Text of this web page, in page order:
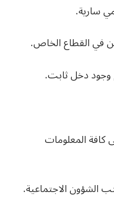
سارية.
في القطاع الخاص.
دخل ثابت.
كافة المعلومات
الاجتماعية.